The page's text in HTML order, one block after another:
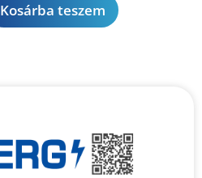
Kosárba teszem
t
i